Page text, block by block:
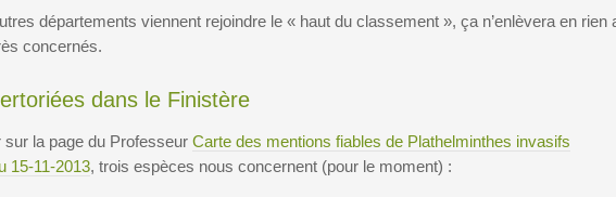
départements viennent rejoindre le « haut du classement », ça n’enlèvera en rien
concernés.
dans le Finistère
la page du Professeur Carte des mentions fiables de Plathelminthes invasifs
15-11-2013, trois espèces nous concernent (pour le moment) :